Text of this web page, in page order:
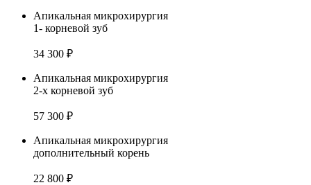
Апикальная микрохирургия
1- корневой зуб
34 300 ₽
Апикальная микрохирургия
2-х корневой зуб
57 300 ₽
Апикальная микрохирургия
дополнительный корень
22 800 ₽